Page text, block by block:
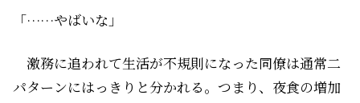
「……やばいな」
激務に追われて生活が不規則になった同僚は通常二
パターンにはっきりと分かれる。つまり、夜食の増加